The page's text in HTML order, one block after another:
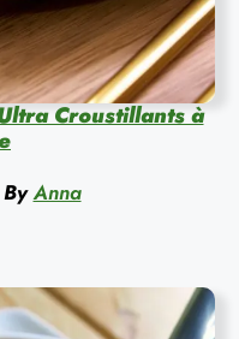
Croustillants à
By Anna